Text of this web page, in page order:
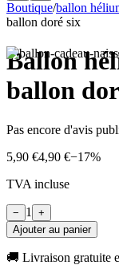
Boutique/ballon
ballon doré six
Ballon
ballon
Pas encore d'avis
5,90 €4,90 €−17%
TVA incluse
− 1
+
Ajouter au panier
🚚 Livraison gratuite